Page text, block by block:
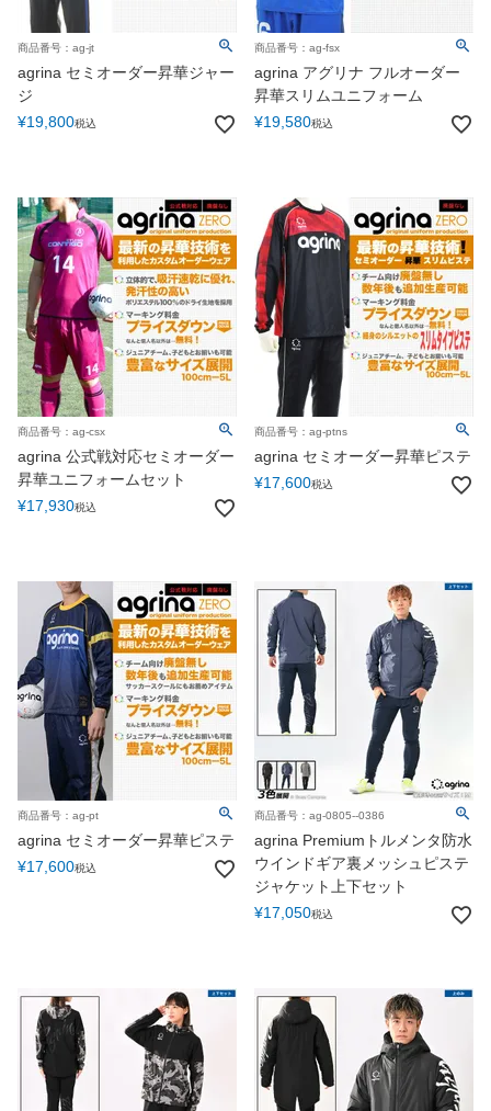
検索
商品番号：ag-jt
agrina セミオーダー昇華ジャー
ジ
¥19,800税込
商品番号：ag-fsx
agrina アグリナ フルオーダー
昇華スリムユニフォーム
¥19,580税込
商品番号：ag-csx
agrina 公式戦対応セミオーダー
昇華ユニフォームセット
¥17,930税込
商品番号：ag-ptns
agrina セミオーダー昇華ピステ
¥17,600税込
商品番号：ag-pt
agrina セミオーダー昇華ピステ
¥17,600税込
商品番号：ag-0805--0386
agrina Premiumトルメンタ防水
ウインドギア裏メッシュピステ
ジャケット上下セット
¥17,050税込